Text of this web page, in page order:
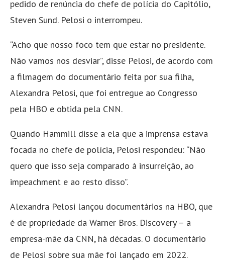
pedido de renúncia do chefe de polícia do Capitólio,
Steven Sund. Pelosi o interrompeu.
“Acho que nosso foco tem que estar no presidente.
Não vamos nos desviar”, disse Pelosi, de acordo com
a filmagem do documentário feita por sua filha,
Alexandra Pelosi, que foi entregue ao Congresso
pela HBO e obtida pela CNN.
Quando Hammill disse a ela que a imprensa estava
focada no chefe de polícia, Pelosi respondeu: “Não
quero que isso seja comparado à insurreição, ao
impeachment e ao resto disso”.
Alexandra Pelosi lançou documentários na HBO, que
é de propriedade da Warner Bros. Discovery – a
empresa-mãe da CNN, há décadas. O documentário
de Pelosi sobre sua mãe foi lançado em 2022.